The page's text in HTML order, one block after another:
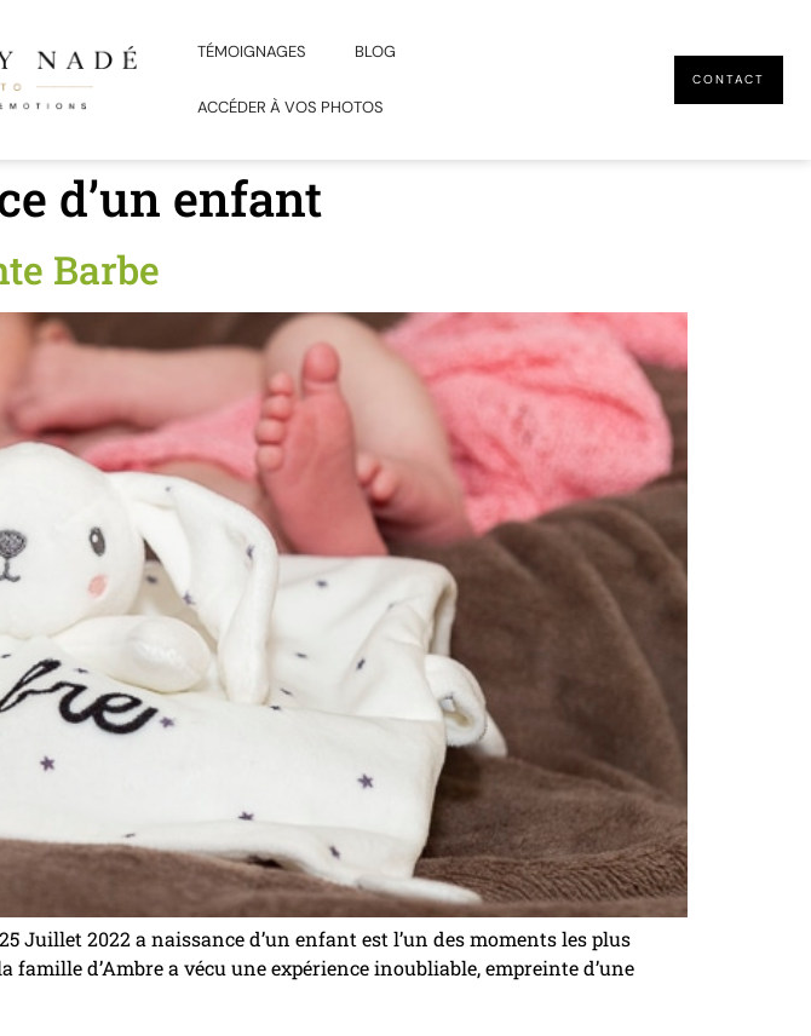
TÉMOIGNAGES BLOG
ACCÉDER À VOS PHOTOS
CONTACT
d’un enfant
Barbe
Juillet 2022 a naissance d’un enfant est l’un des moments les plus
famille d’Ambre a vécu une expérience inoubliable, empreinte d’une